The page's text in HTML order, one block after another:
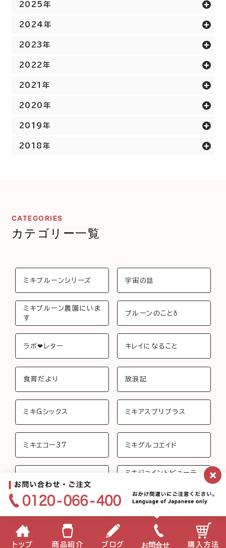
2025年
2024年
2023年
2022年
2021年
2020年
2019年
2018年
CATEGORIES
カテゴリー一覧
ミキプルーンシリーズ 宇宙の話
ミキプルーン農園にいま
す
プルーンのことδ
ラボ❤︎レター キレイになること
食育だより 放浪記
ミキGシックス ミキアスプリプラス
ミキエコー37 ミキグルコエイド
ミキジョイントビューテ
ミキフローライフ トリニ
ティ
ミキプロティーン95 ス
みらいげんき
×
トップ 商品紹介 ブログ お問合せ 購入方法